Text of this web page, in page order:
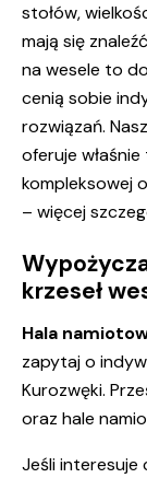
stołów,
mają się
na wesele to
cenią sobie
rozwiązań.
oferuje
kompleksowej
– więcej
krzeseł
Hala
zapytaj o
Kurozwęki.
oraz hale
Jeśli interesuje